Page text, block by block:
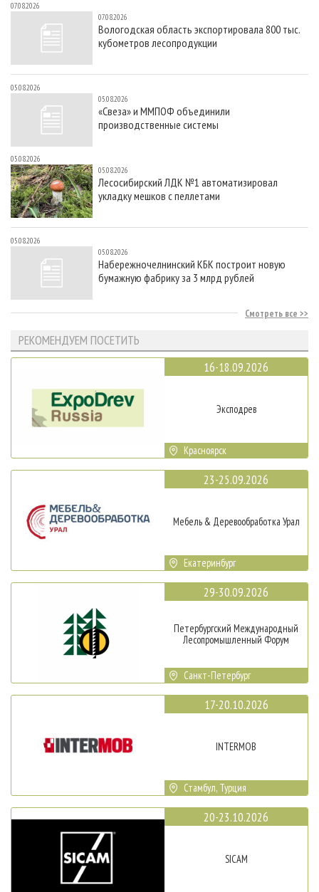
07.08.2026
07.08.2026
Вологодская область экспортировала 800 тыс.
кубометров лесопродукции
05.08.2026
05.08.2026
«Свеза» и ММПОФ объединили
производственные системы
05.08.2026
05.08.2026
Лесосибирский ЛДК №1 автоматизировал
укладку мешков с пеллетами
05.08.2026
05.08.2026
Набережночелнинский КБК построит новую
бумажную фабрику за 3 млрд рублей
Смотреть все
РЕКОМЕНДУЕМ ПОСЕТИТЬ
16-18.09.2026
Эксподрев
Красноярск
23-25.09.2026
Мебель & Деревообработка Урал
Екатеринбург
29-30.09.2026
Петербургский Международный
Лесопромышленный Форум
Санкт-Петербург
17-20.10.2026
INTERMOB
Стамбул, Турция
20-23.10.2026
SICAM